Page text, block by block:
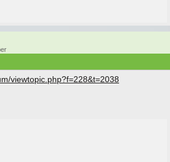
viewtopic.php?f=228&t=2038